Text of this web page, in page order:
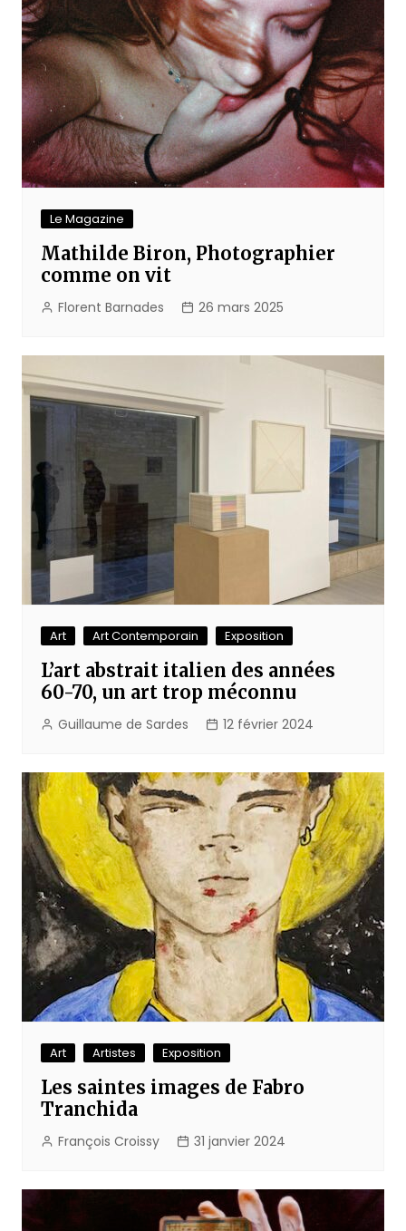
Le Magazine
Mathilde Biron, Photographier
comme on vit
Florent Barnades 26 mars 2025
Art Art Contemporain Exposition
L’art abstrait italien des années
60-70, un art trop méconnu
Guillaume de Sardes 12 février 2024
Art Artistes Exposition
Les saintes images de Fabro
Tranchida
François Croissy 31 janvier 2024